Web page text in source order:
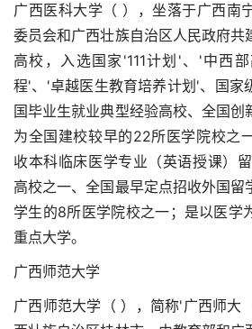
广西医科大学（ ），坐落于广西南
委员会和广西壮族自治区人民政府共
高校，入选国家'111计划'、'中西
程'、'卓越医生教育培养计划'、国家
国毕业生就业典型经验高校、全国创
为全国建校较早的22所医学院校之
收本科临床医学专业（英语授课）
高校之一、全国最早定点招收外国留
学生的8所医学院校之一；是以医学
重点大学。
广西师范大学
广西师范大学（ ），简称'广西师大